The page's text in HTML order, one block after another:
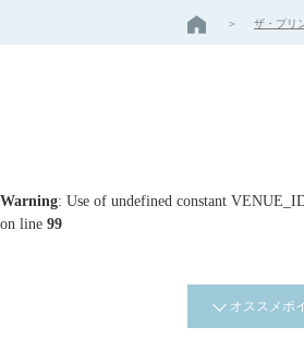
ザ・プリ
Warning: Use of undefined constant
on line 99
オススメポ